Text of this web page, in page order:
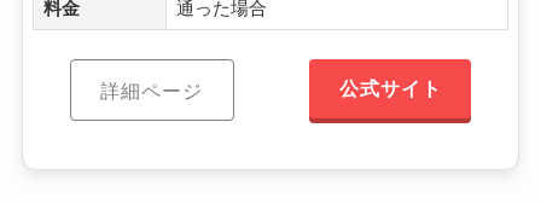
料金 通った場合
詳細ページ 公式サイト